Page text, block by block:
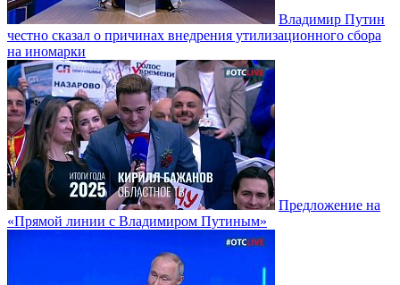
Владимир Путин
честно сказал о причинах внедрения утилизационного сбора
на иномарки
Предложение на
«Прямой линии с Владимиром Путиным»